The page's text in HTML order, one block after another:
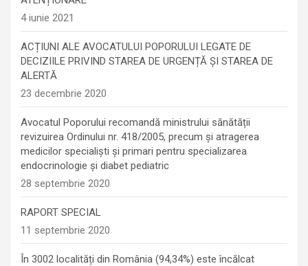
4 iunie 2021
ACȚIUNI ALE AVOCATULUI POPORULUI LEGATE DE
DECIZIILE PRIVIND STAREA DE URGENȚĂ ȘI STAREA DE
ALERTĂ
23 decembrie 2020
Avocatul Poporului recomandă ministrului sănătății
revizuirea Ordinului nr. 418/2005, precum și atragerea
medicilor specialiști și primari pentru specializarea
endocrinologie şi diabet pediatric
28 septembrie 2020
RAPORT SPECIAL
11 septembrie 2020
În 3002 localități din România (94,34%) este încălcat